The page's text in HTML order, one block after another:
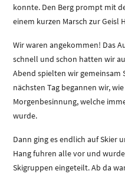
konnte. Den Berg prompt mit
einem kurzen Marsch zur Geisl
Wir waren angekommen! Das
schnell und schon hatten wir
Abend spielten wir gemeinsam
nächsten Tag begannen wir,
Morgenbesinnung, welche
wurde.
Dann ging es endlich auf Skier
Hang fuhren alle vor und
Skigruppen eingeteilt. Ab da